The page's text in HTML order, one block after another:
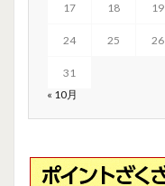
17 18 19
24 25 26
31
« 10月